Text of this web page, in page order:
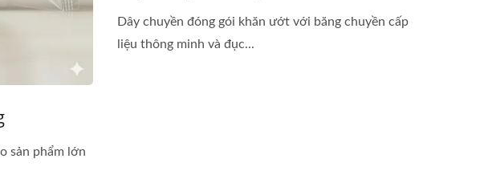
sản phẩm lớn
Dây chuyền đóng gói khăn ướt với băng chuyền cấp
liệu thông minh và đục...